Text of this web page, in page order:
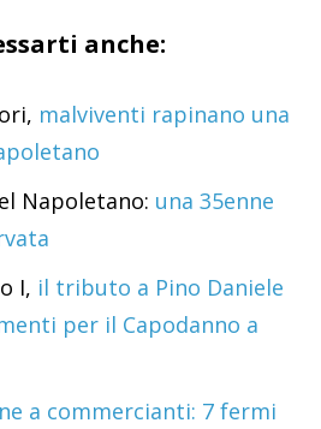
anche:
malviventi rapinano una
Napoletano: una 35enne
I, il tributo a Pino Daniele
per il Capodanno a
a commercianti: 7 fermi